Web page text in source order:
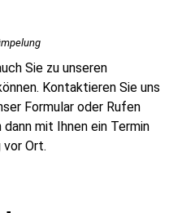
Sie zu unseren
Kontaktieren Sie uns
Formular oder Rufen
mit Ihnen ein Termin
Ort.